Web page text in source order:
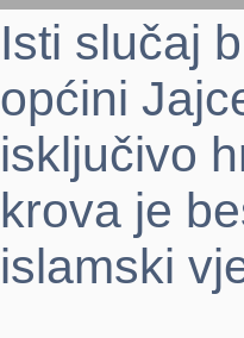
Isti slučaj
općini
isključivo
krova je
islamski